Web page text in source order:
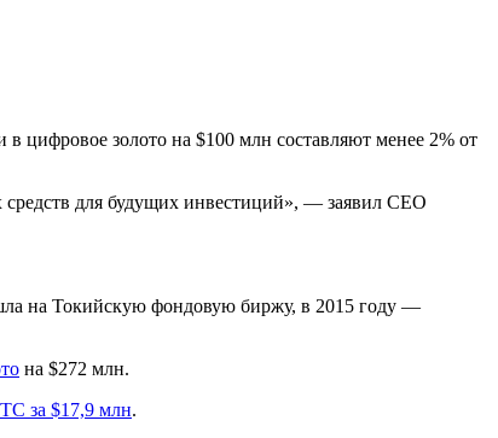
в цифровое золото на $100 млн составляют менее 2% от
для будущих инвестиций», — заявил CEO
на Токийскую фондовую биржу, в 2015 году —
на $272 млн.
за $17,9 млн.